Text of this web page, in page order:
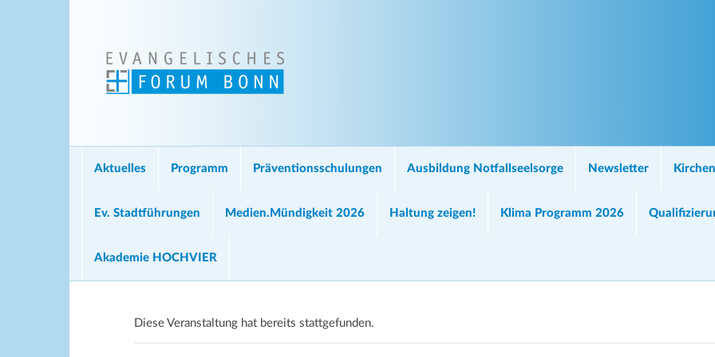
Aktuelles Programm Präventionsschulungen Ausbildung Notfallseelsorge Newsletter
Ev. Stadtführungen Medien.Mündigkeit 2026 Haltung zeigen! Klima Programm 2026
Akademie HOCHVIER
Diese Veranstaltung hat bereits stattgefunden.